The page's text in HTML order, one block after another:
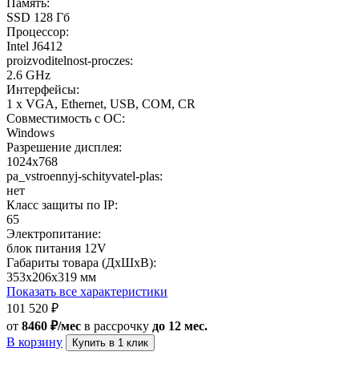
Память:
SSD 128 Гб
Процессор:
Intel J6412
proizvoditelnost-proczes:
2.6 GHz
Интерфейсы:
1 x VGA, Ethernet, USB, COM, CR
Совместимость с ОС:
Windows
Разрешение дисплея:
1024x768
pa_vstroennyj-schityvatel-plas:
нет
Класс защиты по IP:
65
Электропитание:
блок питания 12V
Габариты товара (ДxШxВ):
353x206x319 мм
Показать все характеристики
101 520 ₽
от 8460 ₽/мес в рассрочку до 12 мес.
В корзину
Купить в 1 клик